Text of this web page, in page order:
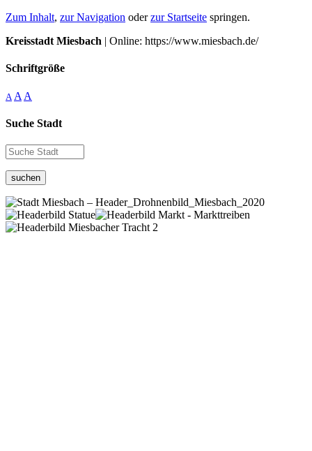
Zum Inhalt, zur Navigation oderzur Startseite springen.
Kreisstadt Miesbach | Online: https://www.miesbach.de/
Schriftgröße
A A A
Suche Stadt
suchen